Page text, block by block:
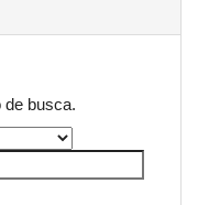
de busca.